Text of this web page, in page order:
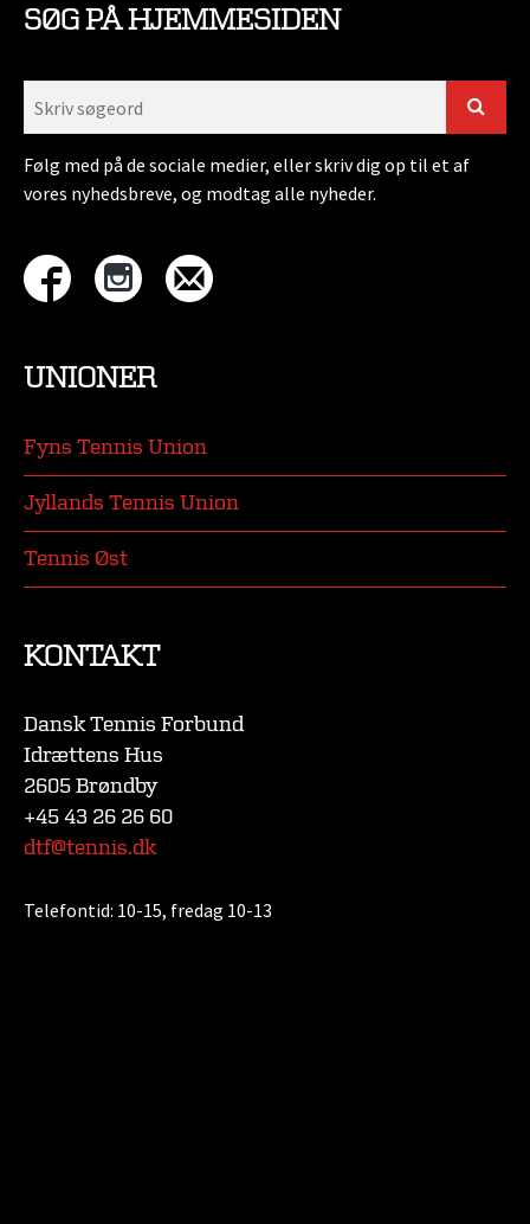
SØG PÅ HJEMMESIDEN
Følg med på de sociale medier, eller skriv dig op til et af
vores nyhedsbreve, og modtag alle nyheder.
UNIONER
Fyns Tennis Union
Jyllands Tennis Union
Tennis Øst
KONTAKT
Dansk Tennis Forbund
Idrættens Hus
2605 Brøndby
+45 43 26 26 60
dtf@tennis.dk
Telefontid: 10-15, fredag 10-13